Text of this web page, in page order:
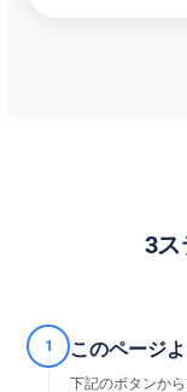
3
1 このページ
下記のボタンか